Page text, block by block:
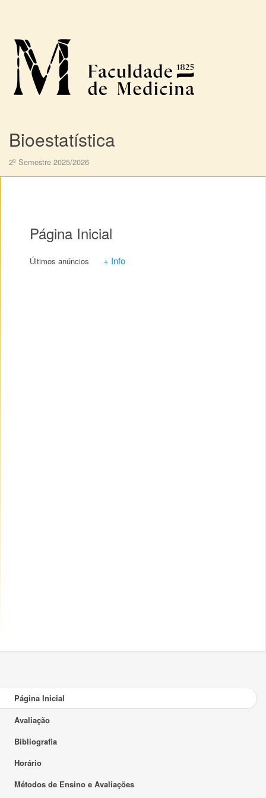
Bioestatística
2º Semestre 2025/2026
Página Inicial
Últimos anúncios + Info
Página Inicial
Avaliação
Bibliografia
Horário
Métodos de Ensino e Avaliações